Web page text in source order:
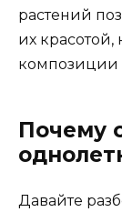
растений
их красотой,
композиции
Почему
Давайте